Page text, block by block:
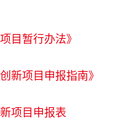
目暂行办法》
新项目申报指南》
项目申报表